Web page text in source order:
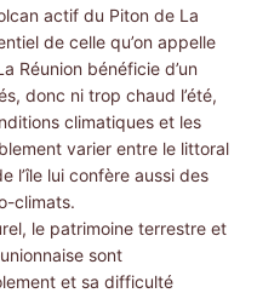
actif du Piton de La
de celle qu’on appelle
Réunion bénéficie d’un
donc ni trop chaud l’été,
climatiques et les
varier entre le littoral
l’île lui confère aussi des
climats.
le patrimoine terrestre et
sont
et sa difficulté